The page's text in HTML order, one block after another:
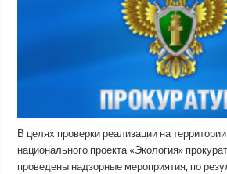
В целях проверки реализации на
национального проекта «Экология»
проведены надзорные мероприятия, по